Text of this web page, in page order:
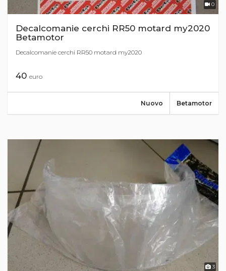
0
Decalcomanie cerchi RR50 motard my2020
Betamotor
Decalcomanie cerchi RR50 motard my2020
40 euro
Betamotor
Nuovo
3